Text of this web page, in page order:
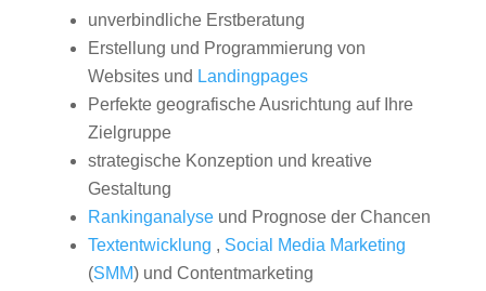
unverbindliche Erstberatung
Erstellung und Programmierung von
Websites und Landingpages
Perfekte geografische Ausrichtung auf Ihre
Zielgruppe
strategische Konzeption und kreative
Gestaltung
Rankinganalyseund Prognose der Chancen
Textentwicklung , Social Media Marketing
(SMM) und Contentmarketing